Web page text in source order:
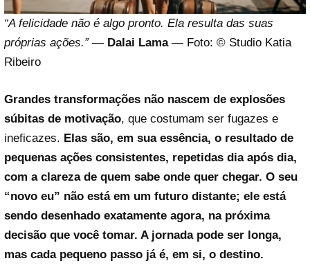
“A felicidade não é algo pronto. Ela resulta das suas
próprias ações.”— Dalai Lama— Foto: © Studio Katia
Ribeiro
Grandes transformações não nascem de explosões
súbitas de motivação, que costumam ser fugazes e
ineficazes. Elas são, em sua essência, o resultado de
pequenas ações consistentes, repetidas dia após dia,
com a clareza de quem sabe onde quer chegar. O seu
“novo eu” não está em um futuro distante; ele está
sendo desenhado exatamente agora, na próxima
decisão que você tomar. A jornada pode ser longa,
mas cada pequeno passo já é, em si, o destino.